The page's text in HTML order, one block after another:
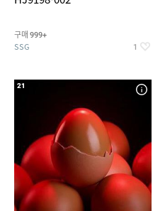
구매 999+
SSG 1
21